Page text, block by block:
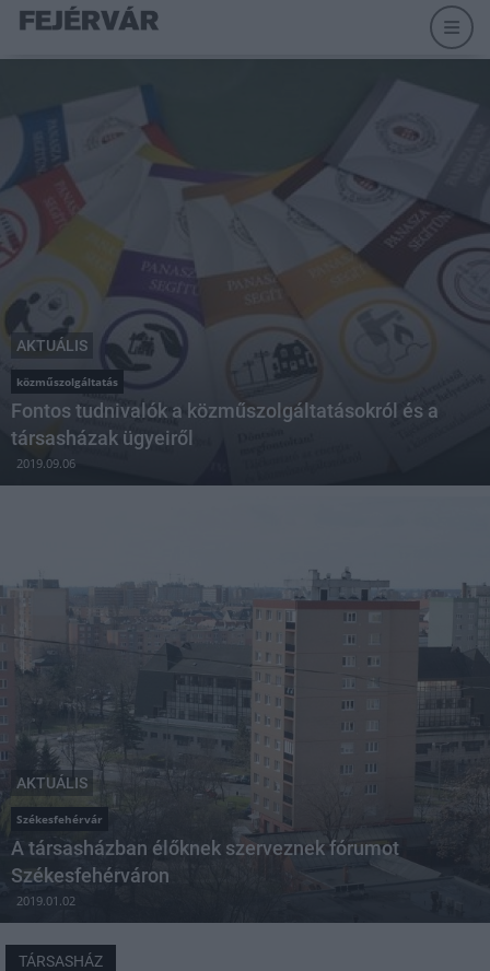
AKTUÁLIS
közműszolgáltatás
Fontos tudnivalók a közműszolgáltatásokról és a
társasházak ügyeiről
2019.09.06
AKTUÁLIS
Székesfehérvár
A társasházban élőknek szerveznek fórumot
Székesfehérváron
2019.01.02
TÁRSASHÁZ